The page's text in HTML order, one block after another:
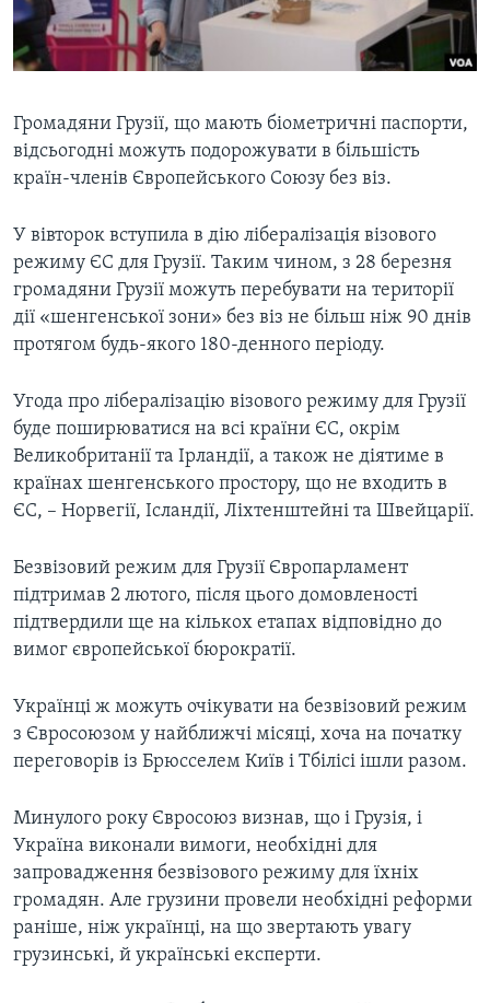
СУСПІЛЬСТВО
ЕКОНОМІКА
ТЕЛЕПРОГРАМИ
БРИФІНГ ГОЛОСУ АМЕРИКИ
СТУДІЯ ВАШИНГТОН
ПРАЙМ-ТАЙМ
ПОГЛЯД З ВАШИНГТОНА
Learning English
Мови
Громадяни Грузії, що мають біометричні паспорти,
відсьогодні можуть подорожувати в більшість
країн-членів Європейського Союзу без віз.
У вівторок вступила в дію лібералізація візового
режиму ЄС для Грузії. Таким чином, з 28 березня
громадяни Грузії можуть перебувати на території
дії «шенгенської зони» без віз не більш ніж 90 днів
протягом будь-якого 180-денного періоду.
Угода про лібералізацію візового режиму для Грузії
буде поширюватися на всі країни ЄС, окрім
Великобританії та Ірландії, а також не діятиме в
країнах шенгенського простору, що не входить в
ЄС, – Норвегії, Ісландії, Ліхтенштейні та Швейцарії.
Безвізовий режим для Грузії Європарламент
підтримав 2 лютого, після цього домовленості
підтвердили ще на кількох етапах відповідно до
вимог європейської бюрократії.
Українці ж можуть очікувати на безвізовий режим
з Євросоюзом у найближчі місяці, хоча на початку
переговорів із Брюсселем Київ і Тбілісі ішли разом.
Минулого року Євросоюз визнав, що і Грузія, і
Україна виконали вимоги, необхідні для
запровадження безвізового режиму для їхніх
громадян. Але грузини провели необхідні реформи
раніше, ніж українці, на що звертають увагу
грузинські, й українські експерти.